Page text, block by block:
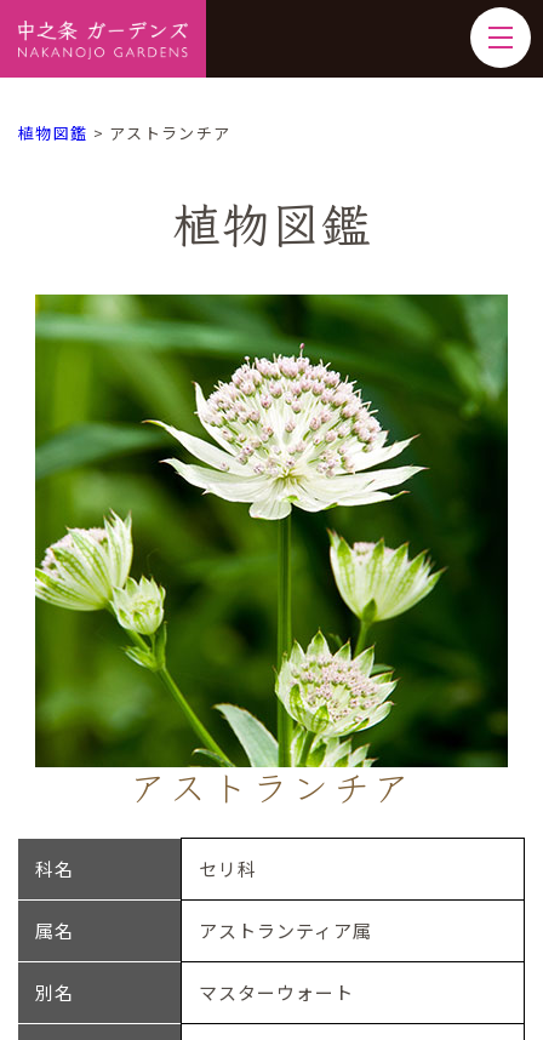
植物図鑑 > アストランチア
植物図鑑
アストランチア
科名 セリ科
属名 アストランティア属
別名 マスターウォート